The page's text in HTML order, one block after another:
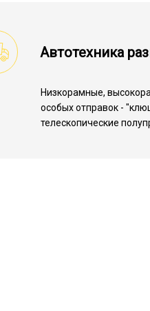
Автотехника
Низкорамные,
особых отправок -
телескопические